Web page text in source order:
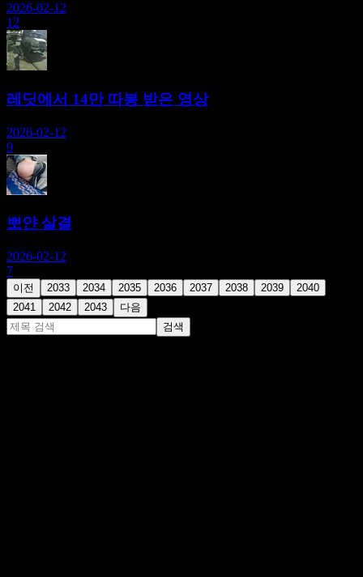
2026-02-12
12
레딧에서 14만 따봉 받은 영상
2026-02-12
9
뽀얀 살결
2026-02-12
7
이전 2033 2034 2035 2036 2037 2038 2039
2040
2041
2042 2043
다음
검색